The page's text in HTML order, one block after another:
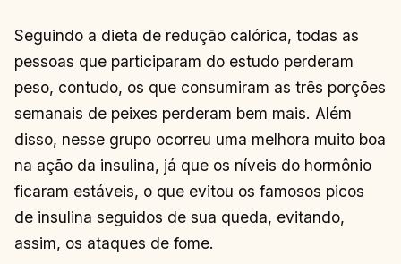
Seguindo a dieta de redução calórica, todas as
pessoas que participaram do estudo perderam
peso, contudo, os que consumiram as três porções
semanais de peixes perderam bem mais. Além
disso, nesse grupo ocorreu uma melhora muito boa
na ação da insulina, já que os níveis do hormônio
ficaram estáveis, o que evitou os famosos picos
de insulina seguidos de sua queda, evitando,
assim, os ataques de fome.